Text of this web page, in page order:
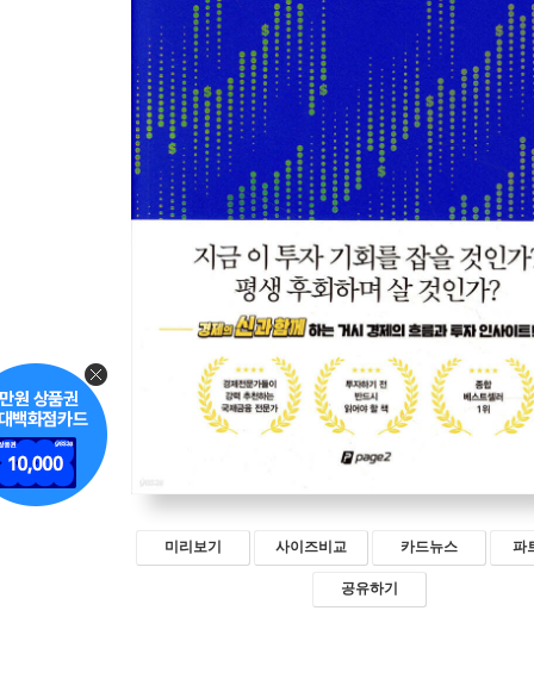
미리보기 사이즈비교 카드뉴스 파
공유하기